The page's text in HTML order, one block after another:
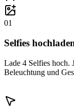
01
Selfies
Lade 4 Selfies hoch.
Beleuchtung und